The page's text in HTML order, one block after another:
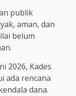
publik
aman, dan
belum
2026, Kades
ada rencana
dana.